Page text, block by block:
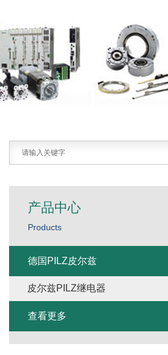
产品中心
Products
德国PILZ皮尔兹
皮尔兹PILZ继电器
查看更多